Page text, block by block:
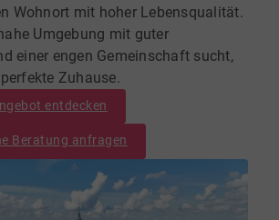
Wohnort mit hoher Lebensqualität.
Umgebung mit guter
einer engen Gemeinschaft sucht,
Zuhause.
entdecken
Beratung anfragen